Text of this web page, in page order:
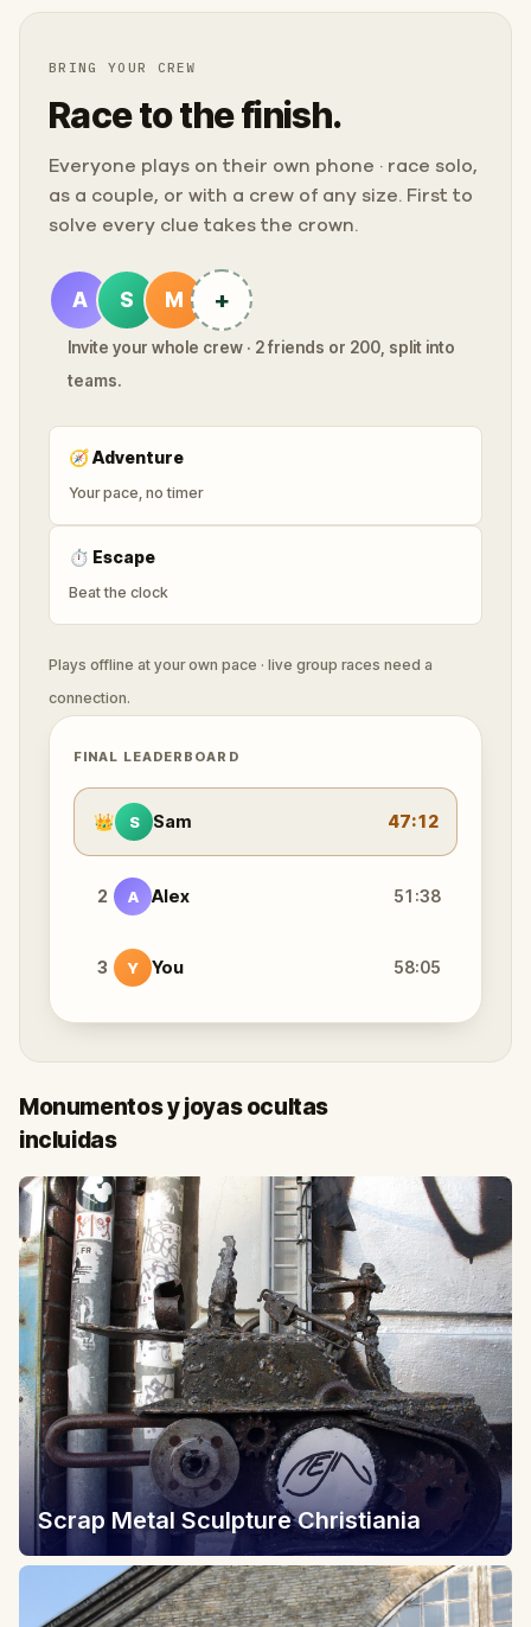
BRING YOUR CREW
Race to the finish.
Everyone plays on their own phone · race solo,
as a couple, or with a crew of any size. First to
solve every clue takes the crown.
A S M +
Invite your whole crew · 2 friends or 200, split into
teams.
🧭Adventure
Your pace, no timer
⏱ Escape
Beat the clock
Plays offline at your own pace · live group races need a
connection.
FINAL LEADERBOARD
👑 S Sam 47:12
2 A Alex 51:38
3 Y You 58:05
Monumentos y joyas ocultas
incluidas
Scrap Metal Sculpture Christiania